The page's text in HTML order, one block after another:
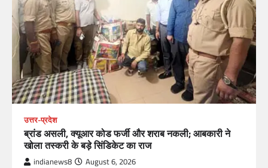
उत्तर-प्रदेश
ब्रांड असली, क्यूआर कोड फर्जी और शराब नकली; आबकारी ने
खोला तस्करी के बड़े सिंडिकेट का राज
indianews8 August 6, 2026